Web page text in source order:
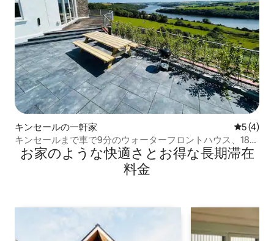
キンセールの一軒家 レビュー
5 (4)
キンセールまで車で9分のウォーターフロントハウス、18名
様まで収容可能
お家のような快⁠適⁠さ⁠とお⁠得⁠な長⁠期⁠滞⁠在
料⁠金